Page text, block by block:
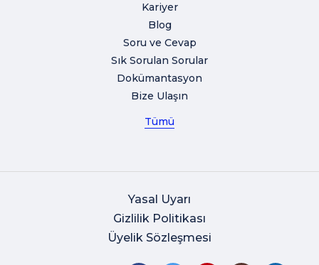
Kariyer
Blog
Soru ve Cevap
Sık Sorulan Sorular
Dokümantasyon
Bize Ulaşın
Tümü
Yasal Uyarı
Gizlilik Politikası
Üyelik Sözleşmesi